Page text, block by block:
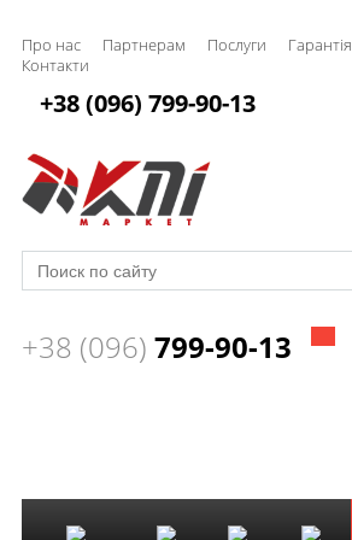
Про нас Партнерам Послуги Гарантія
Контакти
+38 (096) 799-90-13
+38 (096) 799-90-13